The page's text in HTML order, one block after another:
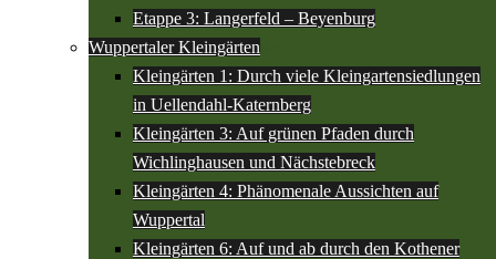
Etappe 3: Langerfeld – Beyenburg
Wuppertaler Kleingärten
Kleingärten 1: Durch viele Kleingartensiedlungen
in Uellendahl-Katernberg
Kleingärten 3: Auf grünen Pfaden durch
Wichlinghausen und Nächstebreck
Kleingärten 4: Phänomenale Aussichten auf
Wuppertal
Kleingärten 6: Auf und ab durch den Kothener